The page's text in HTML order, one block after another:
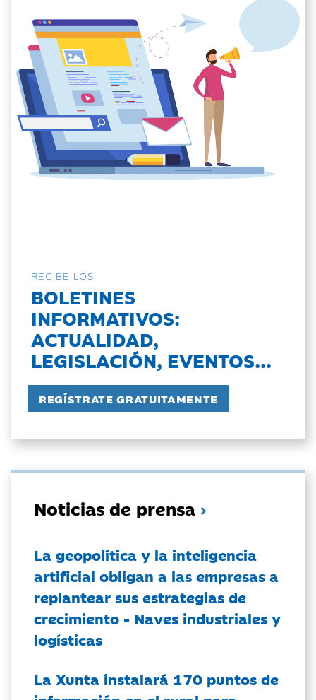
RECIBE LOS
BOLETINES
INFORMATIVOS:
ACTUALIDAD,
LEGISLACIÓN, EVENTOS...
Noticias de prensa
La geopolítica y la inteligencia
artificial obligan a las empresas a
replantear sus estrategias de
crecimiento - Naves industriales y
logísticas
La Xunta instalará 170 puntos de